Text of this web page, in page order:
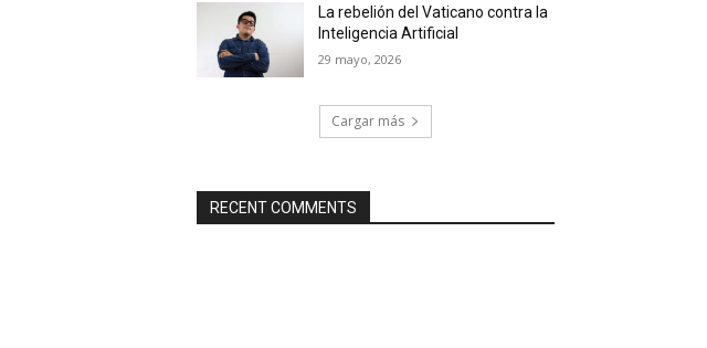
La rebelión del Vaticano contra la
Inteligencia Artificial
29 mayo, 2026
Cargar más
RECENT COMMENTS